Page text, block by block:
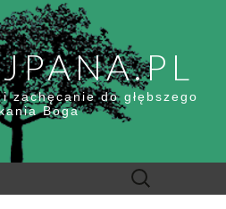
zachęcanie do głębszego
Boga
Szukaj: